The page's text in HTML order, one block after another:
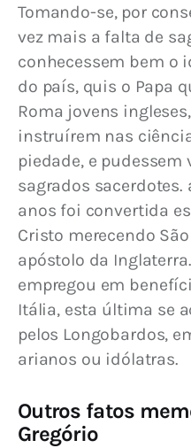
Tomando-se, por
vez mais a falta de
conhecessem bem o
do país, quis o Papa
Roma jovens
instruírem nas
piedade, e pudessem
sagrados
anos foi convertida
Cristo merecendo
apóstolo da
empregou em
Itália, esta última se
pelos Longobardos,
arianos ou idólatras.
Outros fatos
Gregório